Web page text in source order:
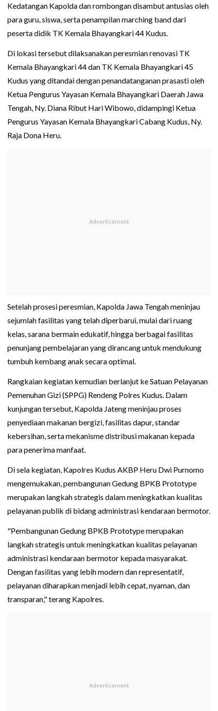
Kedatangan Kapolda dan rombongan disambut antusias oleh
para guru, siswa, serta penampilan marching band dari
peserta didik TK Kemala Bhayangkari 44 Kudus.
Di lokasi tersebut dilaksanakan peresmian renovasi TK
Kemala Bhayangkari 44 dan TK Kemala Bhayangkari 45
Kudus yang ditandai dengan penandatanganan prasasti oleh
Ketua Pengurus Yayasan Kemala Bhayangkari Daerah Jawa
Tengah, Ny. Diana Ribut Hari Wibowo, didampingi Ketua
Pengurus Yayasan Kemala Bhayangkari Cabang Kudus, Ny.
Raja Dona Heru.
Setelah prosesi peresmian, Kapolda Jawa Tengah meninjau
sejumlah fasilitas yang telah diperbarui, mulai dari ruang
kelas, sarana bermain edukatif, hingga berbagai fasilitas
penunjang pembelajaran yang dirancang untuk mendukung
tumbuh kembang anak secara optimal.
Rangkaian kegiatan kemudian berlanjut ke Satuan Pelayanan
Pemenuhan Gizi (SPPG) Rendeng Polres Kudus. Dalam
kunjungan tersebut, Kapolda Jateng meninjau proses
penyediaan makanan bergizi, fasilitas dapur, standar
kebersihan, serta mekanisme distribusi makanan kepada
para penerima manfaat.
Di sela kegiatan, Kapolres Kudus AKBP Heru Dwi Purnomo
mengemukakan, pembangunan Gedung BPKB Prototype
merupakan langkah strategis dalam meningkatkan kualitas
pelayanan publik di bidang administrasi kendaraan bermotor.
"Pembangunan Gedung BPKB Prototype merupakan
langkah strategis untuk meningkatkan kualitas pelayanan
administrasi kendaraan bermotor kepada masyarakat.
Dengan fasilitas yang lebih modern dan representatif,
pelayanan diharapkan menjadi lebih cepat, nyaman, dan
transparan," terang Kapolres.